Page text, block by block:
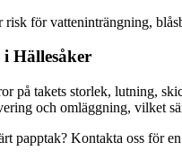
risk för vatteninträngning,
Hällesåker
på takets storlek, lutning,
och omläggning, vilket
papptak? Kontakta oss för